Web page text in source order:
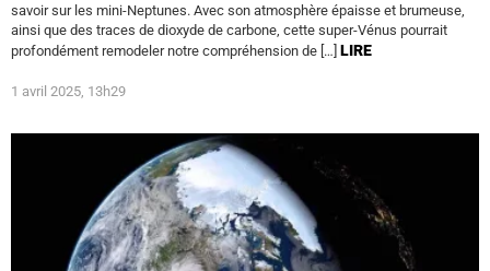
savoir sur les mini-Neptunes. Avec son atmosphère épaisse et brumeuse,
ainsi que des traces de dioxyde de carbone, cette super-Vénus pourrait
profondément remodeler notre compréhension de […] LIRE
1 avril 2025, 13h29